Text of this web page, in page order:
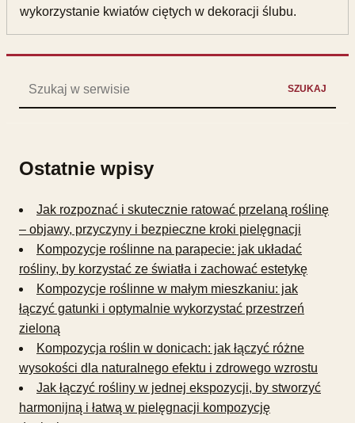
wykorzystanie kwiatów ciętych w dekoracji ślubu.
SZUKAJ
Ostatnie wpisy
Jak rozpoznać i skutecznie ratować przelaną roślinę
– objawy, przyczyny i bezpieczne kroki pielęgnacji
Kompozycje roślinne na parapecie: jak układać
rośliny, by korzystać ze światła i zachować estetykę
Kompozycje roślinne w małym mieszkaniu: jak
łączyć gatunki i optymalnie wykorzystać przestrzeń
zieloną
Kompozycja roślin w donicach: jak łączyć różne
wysokości dla naturalnego efektu i zdrowego wzrostu
Jak łączyć rośliny w jednej ekspozycji, by stworzyć
harmonijną i łatwą w pielęgnacji kompozycję